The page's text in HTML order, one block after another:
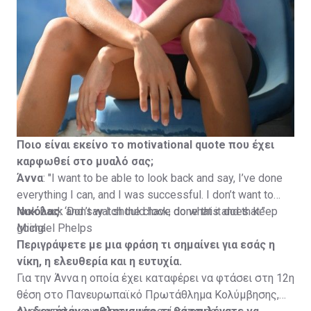
Ποιο είναι εκείνο το motivational quote που έχει
καρφωθεί στο μυαλό σας;
Άννα: "I want to be able to look back and say, I’ve done
everything I can, and I was successful. I don’t want to
look back and say I should have done this and that.”
Michael Phelps
Νικόλας: ‘Don’t watch the clock; do what it does. keep
going’
Περιγράψετε με μια φράση τι σημαίνει για εσάς η
νίκη, η ελευθερία και η ευτυχία.
Για την Άννα η οποία έχει καταφέρει να φτάσει στη 12η
θέση στο Πανευρωπαϊκό Πρωτάθλημα Κολύμβησης,